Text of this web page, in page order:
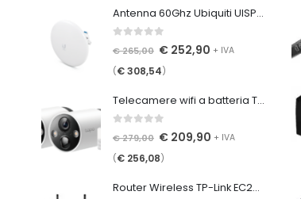
Antenna 60Ghz Ubiquiti UISP Wave Nano 60 GHz CPE, 41 dBi, 2 Gb/s, backup 5 GHz, 1x GE
€265,00 € 252,90 + IVA
(€308,54)
Telecamere wifi a batteria TP-Link Tapo C420S2 Smart WiFi Camera System (2 cameras) built-in battery 2560x1440px
€279,00 € 209,90 + IVA
(€ 256,08)
Router Wireless TP-Link EC225-G5 dual band wireless router AC1300 4x GE Aginet (Agile) EasyMesh